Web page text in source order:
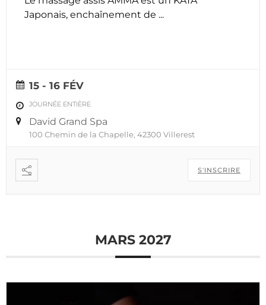
Japonais, enchaînement de ...
15 - 16 FÉV
JOURNÉE ENTIÈRE
David Grand Spa
100 Chemin de la Chapelle, 42300 Villerest
S'INSCRIRE
MARS 2027